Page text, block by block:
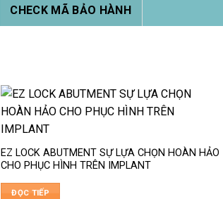
CHECK MÃ BẢO HÀNH
EZ LOCK ABUTMENT SỰ LỰA CHỌN HOÀN HẢO
CHO PHỤC HÌNH TRÊN IMPLANT
ĐỌC TIẾP